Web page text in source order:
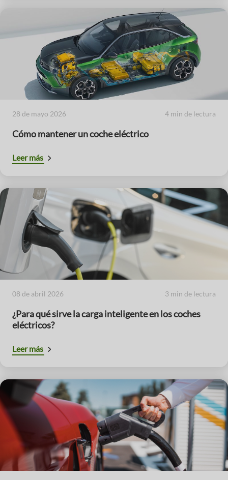
28 de mayo 2026 4 min de lectura
Cómo mantener un coche eléctrico
Leer más
08 de abril 2026 3 min de lectura
¿Para qué sirve la carga inteligente en los coches
eléctricos?
Leer más